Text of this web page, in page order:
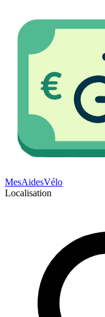
MesAidesVélo
Localisation